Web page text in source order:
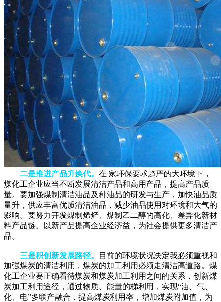
二是推进产品升换代。 在 家环保要求趋严的大环境下，
煤化工企业应当不断发展清洁产品和高用产品，提高产品质
量。要加强煤制清洁油品及种油品的研发与生产，加快油品质
量升，供应丰富优质清洁油品，减少油品使用对环境和大气的
影响。要努力开发煤制烯烃、煤制乙二醇的高化、差异化新材
料产品链。以新产品提高企业经济益，为社会提供更多清洁产
品。
三是积创新发展路径。
目前的环境状况决定我必须重视和
加强煤炭的清洁利用，煤炭的加工利用必须走清洁高道路。煤
化工企业要正确看待煤炭和煤炭加工利用之间的关系，创新煤
炭加工利用途径，通过物质、能量的梯利用，实现“油、气、
化、电”多联产融合，提高煤炭利用率，增加煤炭附加值，为